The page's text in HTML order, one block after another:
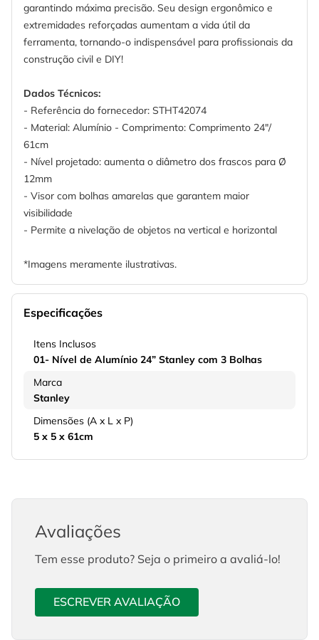
garantindo máxima precisão. Seu design ergonômico e
extremidades reforçadas aumentam a vida útil da
ferramenta, tornando-o indispensável para profissionais da
construção civil e DIY!
Dados Técnicos:
- Referência do fornecedor: STHT42074
- Material: Alumínio - Comprimento: Comprimento 24"/
61cm
- Nível projetado: aumenta o diâmetro dos frascos para Ø
12mm
- Visor com bolhas amarelas que garantem maior
visibilidade
- Permite a nivelação de objetos na vertical e horizontal
*Imagens meramente ilustrativas.
Especificações
Itens Inclusos
01- Nível de Alumínio 24” Stanley com 3 Bolhas
Marca
Stanley
Dimensões (A x L x P)
5 x 5 x 61cm
Avaliações
Tem esse produto? Seja o primeiro a avaliá-lo!
ESCREVER AVALIAÇÃO